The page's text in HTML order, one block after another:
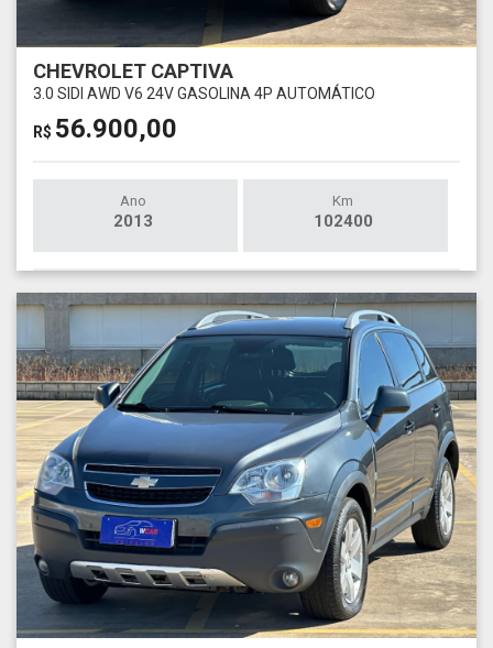
CHEVROLET CAPTIVA
3.0 SIDI AWD V6 24V GASOLINA 4P AUTOMÁTICO
R$ 56.900,00
Ano
2013
Km
102400